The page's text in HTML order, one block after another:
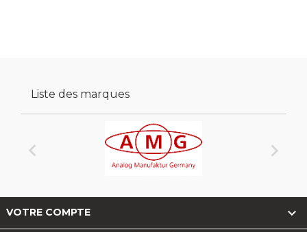
Liste des marques
 
VOTRE COMPTE 